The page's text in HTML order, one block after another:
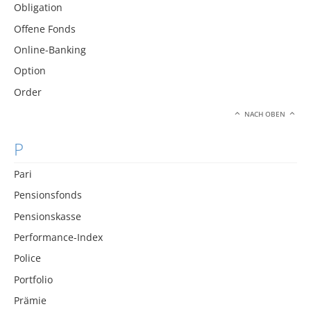
Obligation
Offene Fonds
Online-Banking
Option
Order
NACH OBEN
P
Pari
Pensionsfonds
Pensionskasse
Performance-Index
Police
Portfolio
Prämie